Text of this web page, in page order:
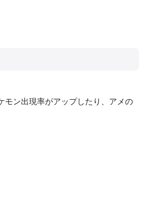
モン出現率がアップしたり、アメの